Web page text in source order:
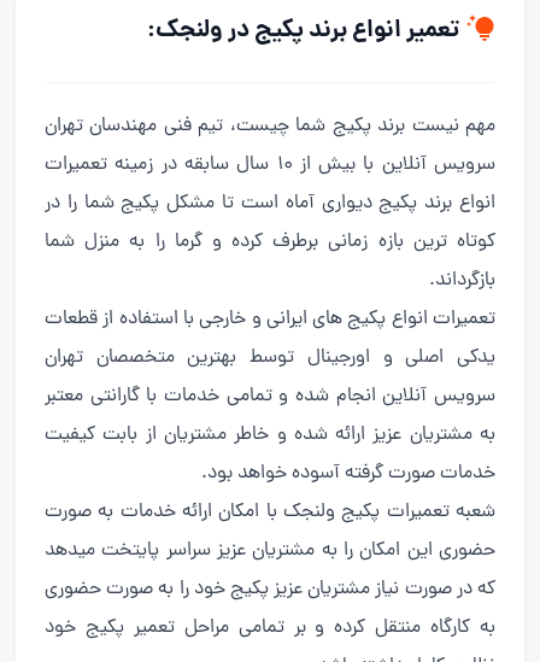
تعمیر انواع برند پکیج در ولنجک:
مهم نیست برند پکیج شما چیست، تیم فنی مهندسان تهران
سرویس آنلاین با بیش از 10 سال سابقه در زمینه تعمیرات
انواع برند پکیج دیواری آماه است تا مشکل پکیج شما را در
کوتاه ترین بازه زمانی برطرف کرده و گرما را به منزل شما
بازگرداند.
تعمیرات انواع پکیج های ایرانی و خارجی با استفاده از قطعات
یدکی اصلی و اورجینال توسط بهترین متخصصان تهران
سرویس آنلاین انجام شده و تمامی خدمات با گارانتی معتبر
به مشتریان عزیز ارائه شده و خاطر مشتریان از بابت کیفیت
خدمات صورت گرفته آسوده خواهد بود.
شعبه تعمیرات پکیج ولنجک با امکان ارائه خدمات به صورت
حضوری این امکان را به مشتریان عزیز سراسر پایتخت میدهد
که در صورت نیاز مشتریان عزیز پکیج خود را به صورت حضوری
به کارگاه منتقل کرده و بر تمامی مراحل تعمیر پکیج خود